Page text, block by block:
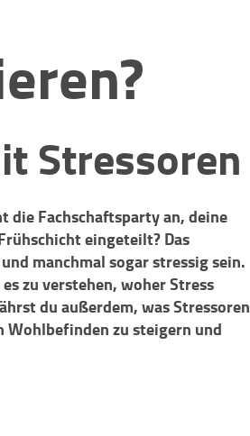
Stressoren
die Fachschaftsparty an, deine
eingeteilt? Das
manchmal sogar stressig sein.
zu verstehen, woher Stress
du außerdem, was Stressoren
Wohlbefinden zu steigern und